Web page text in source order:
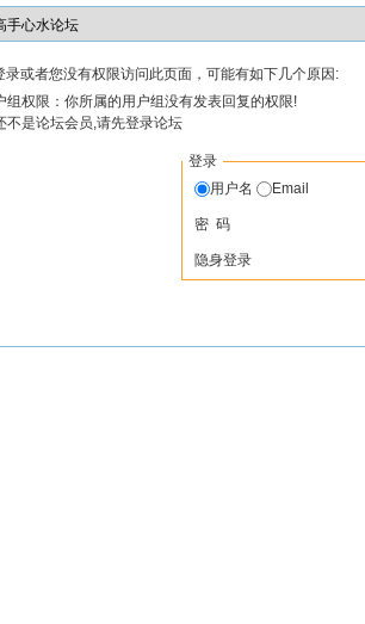
手心水论坛
录或者您没有权限访问此页面，可能有如下几个原因:
组权限：你所属的用户组没有发表回复的权限!
不是论坛会员,请先登录论坛
登录
用户名
Email
密 码
隐身登录